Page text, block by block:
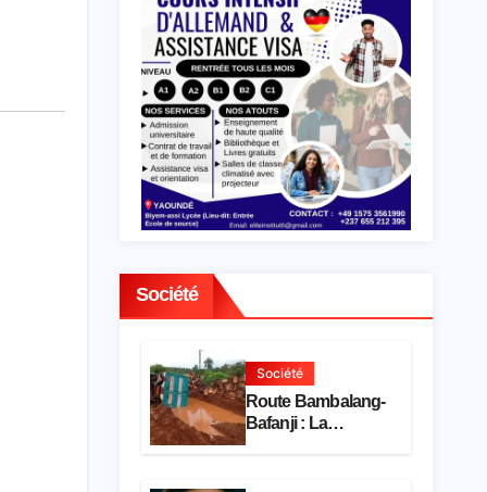
Société
Société
Route Bambalang-
Bafanji : La
dégradation de
activités